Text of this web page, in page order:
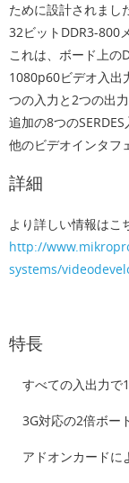
ために設計されまし
32ビットDDR3-800
これは、ボード上の
1080p60ビデオ入出
つの入力と2つの出
追加の8つの
他のビデオインタフ
詳細
より詳しい情報はこ
http://
systems/
特長
すべての入出力で
3G対応の2倍ボー
アドオンカードに